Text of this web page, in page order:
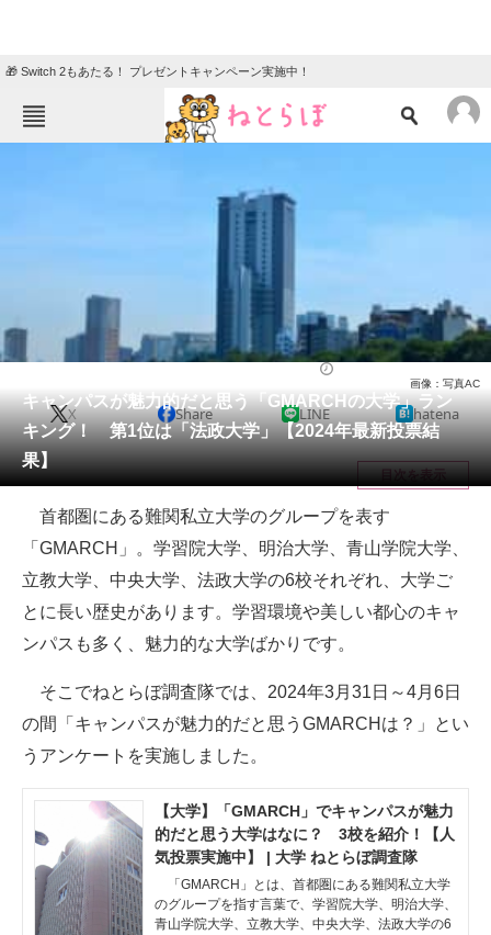
🎁 Switch 2もあたる！ プレゼントキャンペーン実施中！
クイズ
地域
教育・育児
リサーチ
会員記事
メディア
注目記事を集めた総合ページ
ITの今と未来を見通す
スマホと通信の最新トレンド
進化するPCとデバイスの未来
好きが集まる 比べて選べる
ビジネスと働き方のヒント
企業ITのトレンドを詳説
経営リーダーのコミュニティ
マーケ×ITの今がよく分かる
キャンパスが魅力的だと思う「GMARCHの大学」ラン
キング！ 第1位は「法政大学」【2024年最新投票結
果】
画像：写真AC
X Share LINE hatena
目次を表示
首都圏にある難関私立大学のグループを表す
「GMARCH」。学習院大学、明治大学、青山学院大学、
立教大学、中央大学、法政大学の6校それぞれ、大学ご
とに長い歴史があります。学習環境や美しい都心のキャ
ンパスも多く、魅力的な大学ばかりです。
そこでねとらぼ調査隊では、2024年3月31日～4月6日
の間「キャンパスが魅力的だと思うGMARCHは？」とい
うアンケートを実施しました。
【大学】「GMARCH」でキャンパスが魅力
的だと思う大学はなに？ 3校を紹介！【人
気投票実施中】 | 大学 ねとらぼ調査隊
「GMARCH」とは、首都圏にある難関私立大学
のグループを指す言葉で、学習院大学、明治大学、
青山学院大学、立教大学、中央大学、法政大学の6